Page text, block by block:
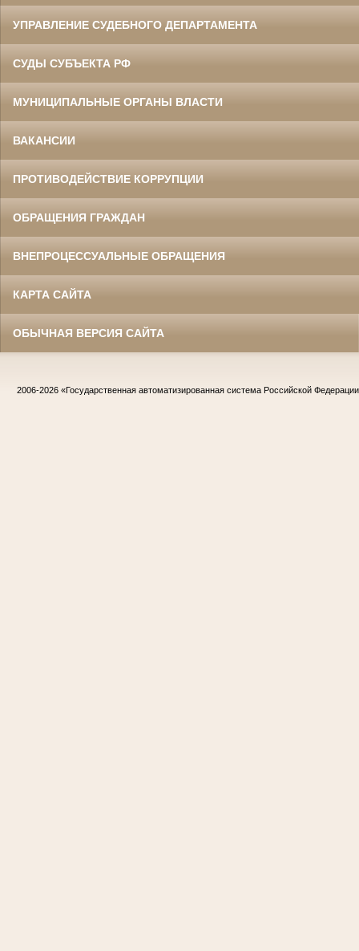
УПРАВЛЕНИЕ СУДЕБНОГО ДЕПАРТАМЕНТА
СУДЫ СУБЪЕКТА РФ
МУНИЦИПАЛЬНЫЕ ОРГАНЫ ВЛАСТИ
ВАКАНСИИ
ПРОТИВОДЕЙСТВИЕ КОРРУПЦИИ
ОБРАЩЕНИЯ ГРАЖДАН
ВНЕПРОЦЕССУАЛЬНЫЕ ОБРАЩЕНИЯ
КАРТА САЙТА
ОБЫЧНАЯ ВЕРСИЯ САЙТА
2006-2026 «Государственная автоматизированная система Российской